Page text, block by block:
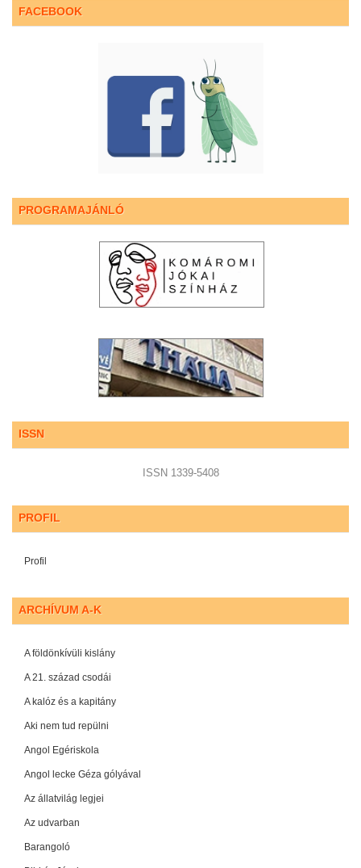
FACEBOOK
PROGRAMAJÁNLÓ
ISSN
ISSN 1339-5408
PROFIL
Profil
ARCHÍVUM A-K
A földönkívüli kislány
A 21. század csodái
A kalóz és a kapitány
Aki nem tud repülni
Angol Egériskola
Angol lecke Géza gólyával
Az állatvilág legjei
Az udvarban
Barangoló